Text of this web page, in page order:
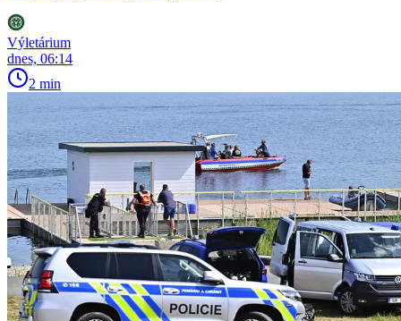
Výletárium
dnes, 06:14
2 min